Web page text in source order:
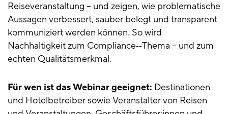
Reiseveranstaltung – und zeigen, wie problematische
Aussagen verbessert, sauber belegt und transparent
kommuniziert werden können. So wird
Nachhaltigkeit zum Compliance‑‑Thema – und zum
echten Qualitätsmerkmal.
Für wen ist das Webinar geeignet: Destinationen
und Hotelbetreiber sowie Veranstalter von Reisen